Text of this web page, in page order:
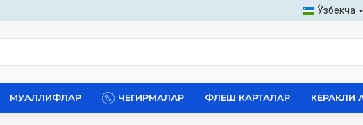
Ўзбекча
МУАЛЛИФЛАР ЧЕГИРМАЛАР ФЛЕШ КАРТАЛАР КЕРАКЛИ